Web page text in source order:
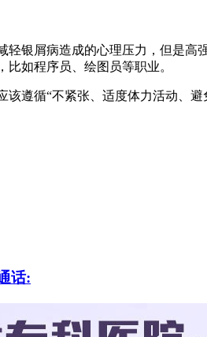
轻银屑病造成的心理压力，但是
如程序员、绘图员等职业。
该遵循“不紧张、适度体力活动、
话: